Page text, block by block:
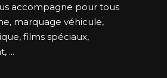
accompagne pour tous
marquage véhicule,
films spéciaux,
...